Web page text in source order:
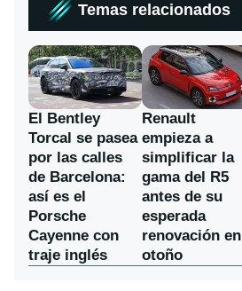
Temas relacionados
El Bentley
Torcal se pasea
por las calles
de Barcelona:
así es el
Porsche
Cayenne con
traje inglés
Renault
empieza a
simplificar la
gama del R5
antes de su
esperada
renovación en
otoño